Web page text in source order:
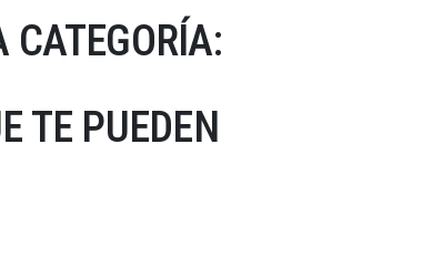
CATEGORÍA:
TE PUEDEN